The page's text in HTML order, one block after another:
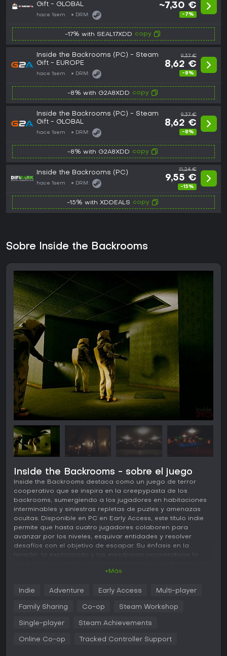
Gift - GLOBAL
hace 1sem DRM:
~7,30 €
-7%
-17% with SEAL17XDD copy
Inside the Backrooms (PC) - Steam
Gift - EUROPE
hace 1sem DRM:
9,37 €
8,62 €
-8%
-8% with G2A8XDD copy
Inside the Backrooms (PC) - Steam
Gift - GLOBAL
hace 1sem DRM:
9,37 €
8,62 €
-8%
-8% with G2A8XDD copy
Inside the Backrooms (PC)
hace 1sem DRM:
11,24 €
9,55 €
-15%
-15% with XDDEALS copy
Sobre Inside the Backrooms
Inside the Backrooms - sobre el juego
Inside the Backrooms destaca como un juego de terror
cooperativo que se inspira en la creepypasta de los
backrooms, sumergiendo a los jugadores en habitaciones
interminables y siniestras repletas de puzles y amenazas
ocultas. Disponible en PC en Early Access, este título indie
permite que hasta cuatro jugadores colaboren para
avanzar por los niveles, esquivar entidades y resolver
desafíos con el objetivo de escapar. Su énfasis en la
tensión, la exploración y las mecánicas cooperativas lo
Jugabilidad
En esencia, Inside the Backrooms gira en torno a la
habitaciones idénticas, tenuemente iluminadas, con
buscan objetos como almond water para recuperar salud,
+Más
Indie Adventure Early Access Multi-player
Family Sharing Co-op Steam Workshop
Single-player Steam Achievements
Online Co-op Tracked Controller Support